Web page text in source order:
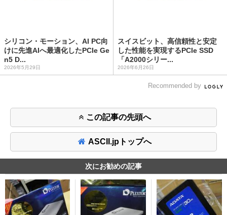
シリコン・モーション、AI PC向
けに先進AIへ最適化したPCIe Ge
n5 D...
2026年5月29日
スイスビット、高信頼性と安定
した性能を実現するPCIe SSD
「A2000シリー...
2026年6月26日
Recommended by
この記事の先頭へ
ASCII.jpトップへ
次にお勧めの記事